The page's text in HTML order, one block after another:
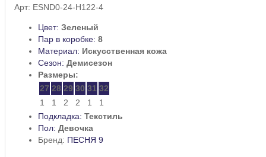
Арт: ESND0-24-H122-4
Цвет: Зеленый
Пар в коробке: 8
Материал: Искусственная кожа
Сезон: Демисезон
Размеры:
27 28 29 30 31 32
1
1 2 2 1
1
Подкладка: Текстиль
Пол: Девочка
Бренд: ПЕСНЯ 9